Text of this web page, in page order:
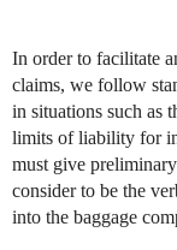
In order to facilitate
claims, we follow
in situations such as
limits of liability for
must give
consider to be the
into the baggage